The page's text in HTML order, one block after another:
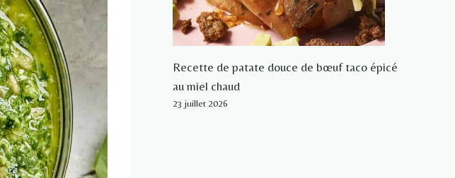
Recette de patate douce de bœuf taco épicé
au miel chaud
23 juillet 2026